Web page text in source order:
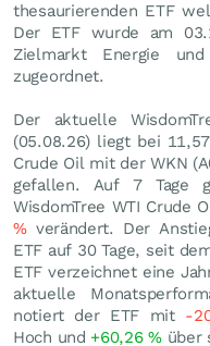
thesaurierenden ETF
Der ETF wurde am
Zielmarkt Energie
zugeordnet.
Der aktuelle
(05.08.26) liegt bei 11,57
Crude Oil mit der WKN
gefallen. Auf 7 Tage
WisdomTree WTI Crude
%verändert. Der
ETF auf 30 Tage, seit
ETF verzeichnet eine
aktuelle
notiert der ETF mit -
Hoch und +60,26%über